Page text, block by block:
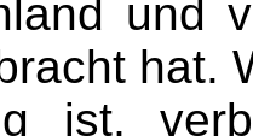
und
hat.
ist,